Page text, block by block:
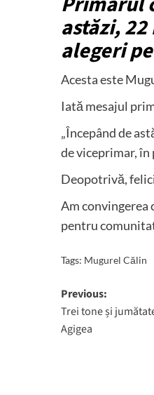
astăzi,
alegeri
Acesta este
Iată mesajul
„Începând de
de viceprimar,
Deopotrivă,
Am convingerea
pentru
Tags: Mugurel Călin
Post
Previous:
Trei tone și
Agigea